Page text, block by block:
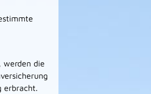
werden die
erbracht.